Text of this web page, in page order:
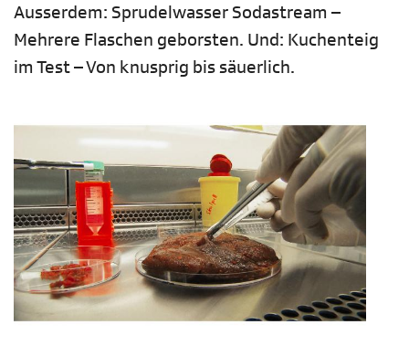
Ausserdem: Sprudelwasser Sodastream –
Mehrere Flaschen geborsten. Und: Kuchenteig
im Test – Von knusprig bis säuerlich.